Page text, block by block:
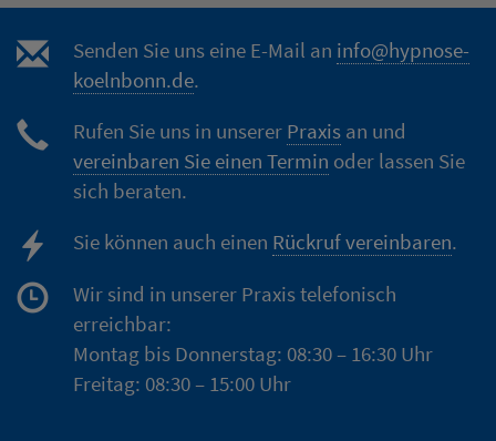
Senden Sie uns eine E-Mail an info@hypnose-
koelnbonn.de.
Rufen Sie uns in unserer Praxis an und
vereinbaren Sie einen Termin oder lassen Sie
sich beraten.
Sie können auch einen Rückruf vereinbaren.
Wir sind in unserer Praxis telefonisch
erreichbar:
Montag bis Donnerstag: 08:30 – 16:30 Uhr
Freitag: 08:30 – 15:00 Uhr